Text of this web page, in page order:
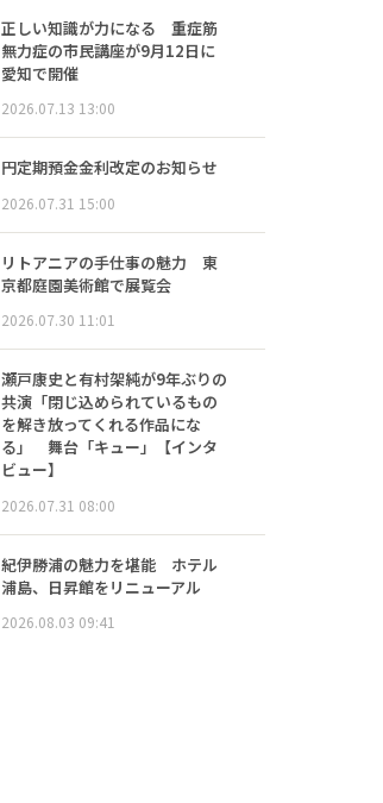
正しい知識が力になる 重症筋
無力症の市民講座が9月12日に
愛知で開催
2026.07.13 13:00
円定期預金金利改定のお知らせ
2026.07.31 15:00
リトアニアの手仕事の魅力 東
京都庭園美術館で展覧会
2026.07.30 11:01
瀬戸康史と有村架純が9年ぶりの
共演「閉じ込められているもの
を解き放ってくれる作品にな
る」 舞台「キュー」【インタ
ビュー】
2026.07.31 08:00
紀伊勝浦の魅力を堪能 ホテル
浦島、日昇館をリニューアル
2026.08.03 09:41